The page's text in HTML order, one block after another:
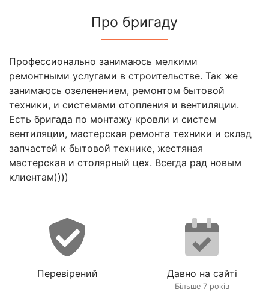
Про бригаду
Профессионально занимаюсь мелкими
ремонтными услугами в строительстве. Так же
занимаюсь озеленением, ремонтом бытовой
техники, и системами отопления и вентиляции.
Есть бригада по монтажу кровли и систем
вентиляции, мастерская ремонта техники и склад
запчастей к бытовой технике, жестяная
мастерская и столярный цех. Всегда рад новым
клиентам))))
Перевірений Давно на сайті
Більше 7 років